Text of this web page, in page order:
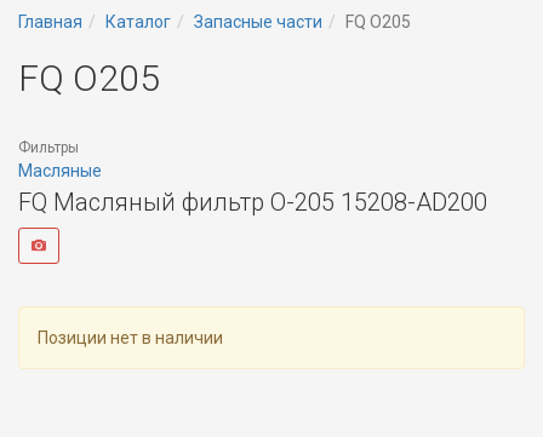
Главная Каталог Запасные части FQ O205
FQ O205
Фильтры
Масляные
FQ Масляный фильтр O-205 15208-AD200
Позиции нет в наличии